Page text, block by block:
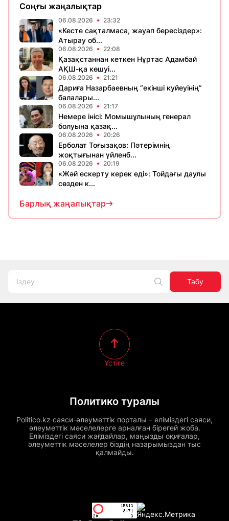
Соңғы жаңалықтар
06.08.2026 23:32
«Кесте сақталмаса, жауап бересіздер»:
Атырау об...
06.08.2026 22:08
Қазақстаннан кеткен Нұртас Адамбай
АҚШ-қа көшуі...
06.08.2026 21:21
Дариға Назарбаевның “екінші куйеуінің”
балалары...
06.08.2026 21:17
Немере інісі: Момышұлының генерал
болуына қазақ...
06.08.2026 20:26
Ерболат Тоғызақов: Пәтерімнің
жоқтығынан үйленб...
06.08.2026 20:19
«Жәй ескерту керек еді»: Тойдағы даулы
сөзден к...
Барлық жаңалықтар
Табу
Политико туралы
Politico.kz саяси-әлеуметтік порталы – еліміздегі саяси,
әлеуметтік мәселелерге арналған бірегей жоба.
Еліміздегі саяси жағдайлар, маңызды оқиғалар,
әлеуметтік мәселелер біздің назарымыздан тыс
қалмайды.
Үстіге